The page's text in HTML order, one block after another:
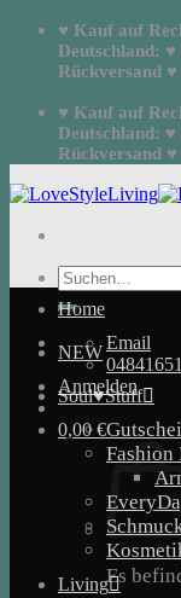
Zum
springen
♥ Kauf auf
Deutschland:
Rückversand
♥ Kauf auf
Deutschland:
Rückversand
Suchen
nach:
Email
Anmelden
0,00€
Es
Home
NEW
Soul♥Stuff
Fashion
Living